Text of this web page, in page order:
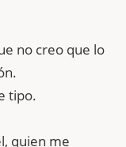
no creo que lo
tipo.
quien me